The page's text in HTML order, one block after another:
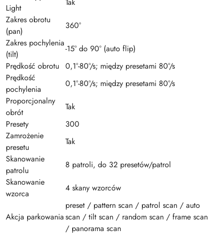
Light
Zakres obrotu
(pan)
360°
Zakres pochylenia
(tilt)
-15° do 90° (auto flip)
Prędkość obrotu 0,1°-80°/s; między presetami 80°/s
Prędkość
pochylenia
0,1°-80°/s; między presetami 80°/s
Proporcjonalny
obrót
Tak
Presety
300
Zamrożenie
presetu
Tak
Skanowanie
patrolu
8 patroli, do 32 presetów/patrol
Skanowanie
wzorca
4 skany wzorców
Akcja parkowania
preset / pattern scan / patrol scan / auto
scan / tilt scan / random scan / frame scan
/ panorama scan